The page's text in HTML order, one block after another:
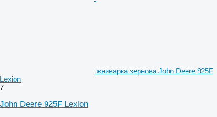
жниварка зернова John Deere 925F
Lexion
7
John Deere 925F Lexion